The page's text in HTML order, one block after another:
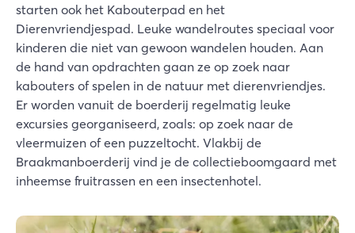
starten ook het Kabouterpad en het
Dierenvriendjespad. Leuke wandelroutes speciaal voor
kinderen die niet van gewoon wandelen houden. Aan
de hand van opdrachten gaan ze op zoek naar
kabouters of spelen in de natuur met dierenvriendjes.
Er worden vanuit de boerderij regelmatig leuke
excursies georganiseerd, zoals: op zoek naar de
vleermuizen of een puzzeltocht. Vlakbij de
Braakmanboerderij vind je de collectieboomgaard met
inheemse fruitrassen en een insectenhotel.